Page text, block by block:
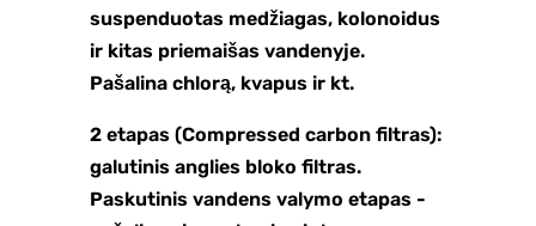
suspenduotas medžiagas, kolonoidus
ir kitas priemaišas vandenyje.
Pašalina chlorą, kvapus ir kt.
2 etapas (Compressed carbon filtras):
galutinis anglies bloko filtras.
Paskutinis vandens valymo etapas -